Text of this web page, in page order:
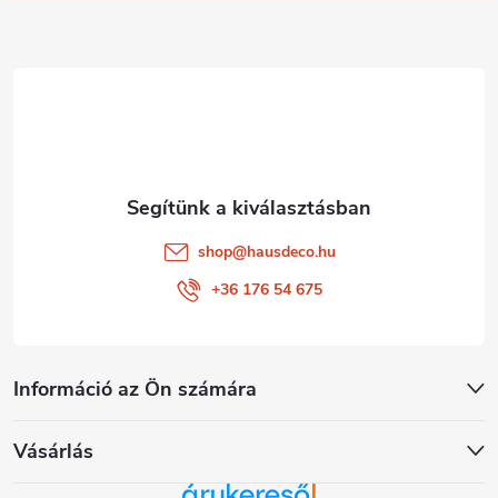
Információ az Ön számára
Vásárlás
shop@hausdeco.hu
+36 176 54 675